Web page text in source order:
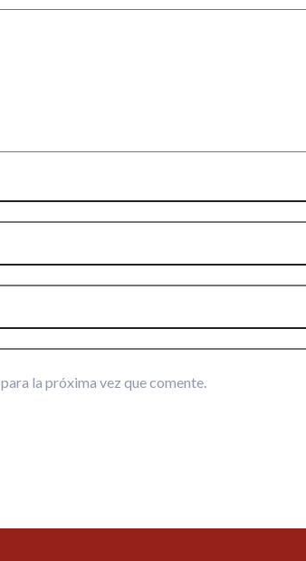
la próxima vez que comente.